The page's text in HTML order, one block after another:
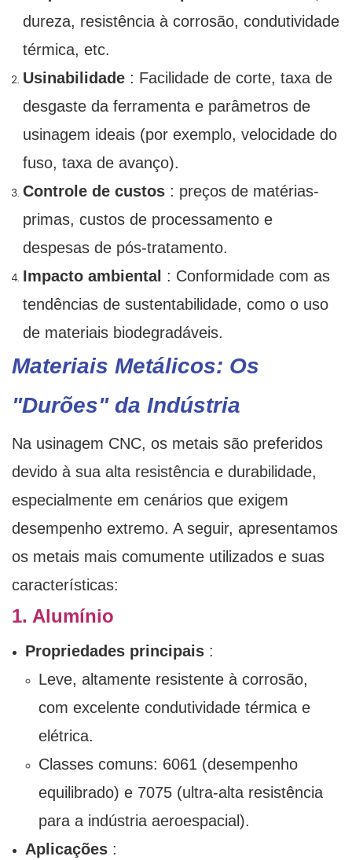
dureza, resistência à corrosão, condutividade
térmica, etc.
Usinabilidade : Facilidade de corte, taxa de
desgaste da ferramenta e parâmetros de
usinagem ideais (por exemplo, velocidade do
fuso, taxa de avanço).
Controle de custos : preços de matérias-
primas, custos de processamento e
despesas de pós-tratamento.
Impacto ambiental : Conformidade com as
tendências de sustentabilidade, como o uso
de materiais biodegradáveis.
Materiais Metálicos: Os
"Durões" da Indústria
Na usinagem CNC, os metais são preferidos
devido à sua alta resistência e durabilidade,
especialmente em cenários que exigem
desempenho extremo. A seguir, apresentamos
os metais mais comumente utilizados e suas
características:
1. Alumínio
Propriedades principais:
Leve, altamente resistente à corrosão,
com excelente condutividade térmica e
elétrica.
Classes comuns: 6061 (desempenho
equilibrado) e 7075 (ultra-alta resistência
para a indústria aeroespacial).
Aplicações: